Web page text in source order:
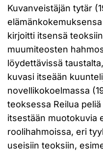
Kuvanveistäjän tytär
kirjoitti itsensä
muumiteosten
löydettävissä
kuvasi itseään
novellikokoelmassa
teoksessa Reilua
itsestään muotokuvia
roolihahmoissa, eri
useisiin teoksiin,